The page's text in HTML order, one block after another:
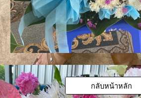
กลับหน้าหลัก